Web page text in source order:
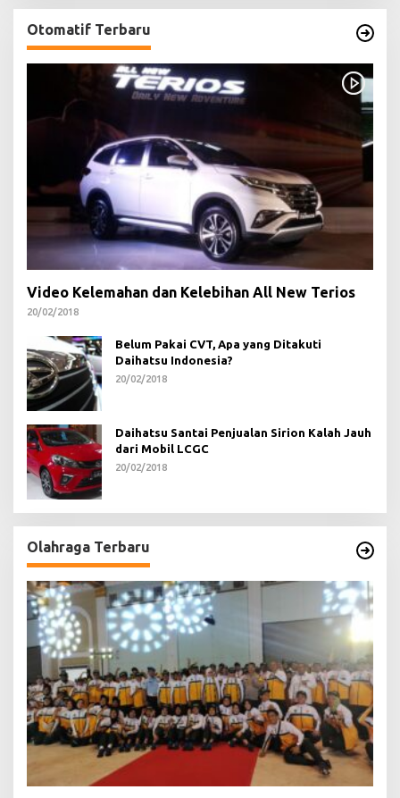
Otomatif Terbaru
Video Kelemahan dan Kelebihan All New Terios
20/02/2018
Belum Pakai CVT, Apa yang Ditakuti
Daihatsu Indonesia?
20/02/2018
Daihatsu Santai Penjualan Sirion Kalah Jauh
dari Mobil LCGC
20/02/2018
Olahraga Terbaru